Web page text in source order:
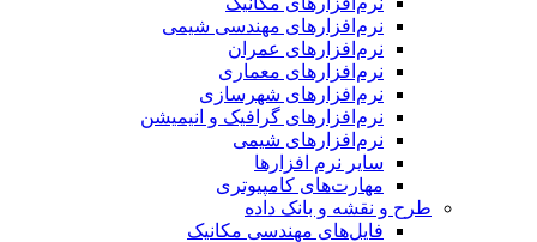
نرم‌افزارهای مهندسی شیمی
نرم‌افزارهای عمران
نرم‌افزارهای معماری
نرم‌افزارهای شهرسازی
نرم‌افزارهای گرافیک و انیمیشن
نرم‌افزارهای شیمی
سایر نرم افزارها
مهارت‌های کامپیوتری
طرح و نقشه و بانک داده
فایل‌های مهندسی مکانیک